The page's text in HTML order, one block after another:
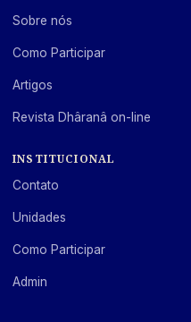
Sobre nós
Como Participar
Artigos
Revista Dhâranâ on-line
INSTITUCIONAL
Contato
Unidades
Como Participar
Admin